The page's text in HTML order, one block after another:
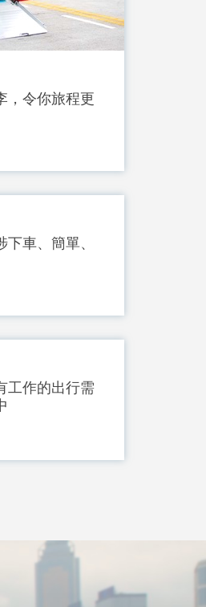
，令你旅程更
車、簡單、
工作的出行需